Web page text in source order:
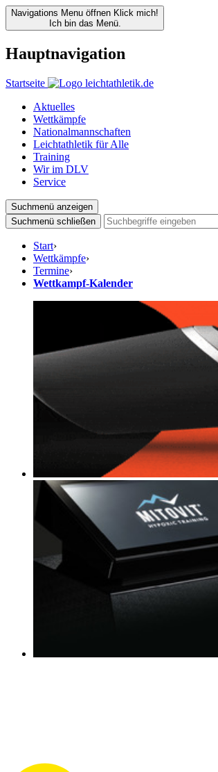
Navigations Menu öffnen Klick mich!
Ich bin das Menü.
Hauptnavigation
Startseite
Aktuelles
Wettkämpfe
Nationalmannschaften
Leichtathletik für Alle
Training
Wir im DLV
Service
Suchmenü anzeigen
Suchmenü schließen
Start›
Wettkämpfe›
Termine›
Wettkampf-Kalender